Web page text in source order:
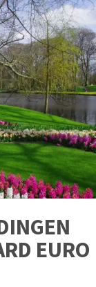
EURO